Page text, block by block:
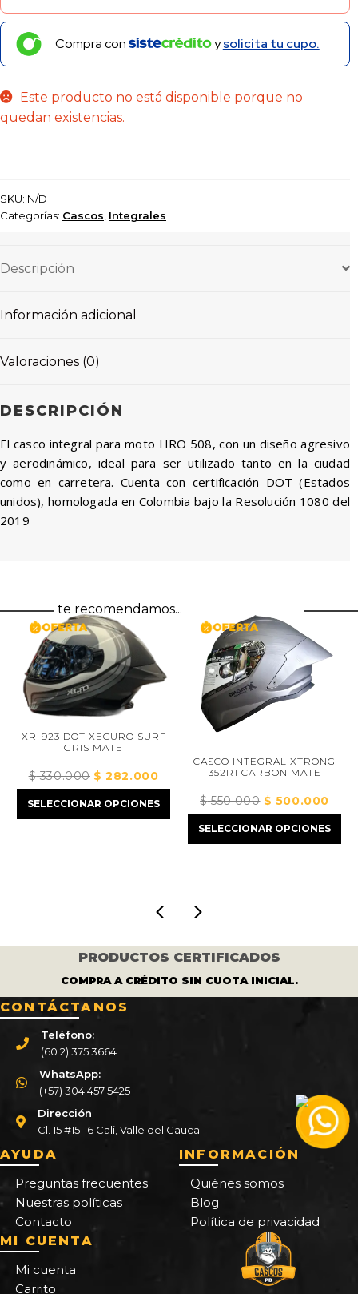
Compra con ysolicita tu cupo.
Este producto no está disponible porque no
quedan existencias.
SKU: N/D
Categorías: Cascos Integrales
Descripción
Información adicional
Valoraciones (0)
DESCRIPCIÓN
El casco integral para moto HRO 508, con un diseño agresivo
y aerodinámico, ideal para ser utilizado tanto en la ciudad
como en carretera. Cuenta con certificación DOT (Estados
unidos), homologada en Colombia bajo la Resolución 1080 del
2019
te recomendamos...
XR-923 DOT XECURO SURF
GRIS MATE
$330.000El
precio
original
$282.000El
precio
actual
$ 282.000.
SELECCIONAR OPCIONES
CASCO INTEGRAL XTRONG
352R1 CARBON MATE
$550.000El
precio
original
$500.000El
actual
SELECCIONAR OPCIONES
PRODUCTOS CERTIFICADOS
COMPRA A CRÉDITO SIN CUOTA INICIAL.
CONTÁCTANOS
Teléfono:
(60 2) 375 3664
WhatsApp:
(+57) 304 457 5425
Dirección
Cl. 15 #15-16 Cali, Valle del Cauca
AYUDA
Preguntas frecuentes
Nuestras políticas
Contacto
INFORMACIÓN
Quiénes somos
Blog
Política de privacidad
MI CUENTA
Mi cuenta
Carrito